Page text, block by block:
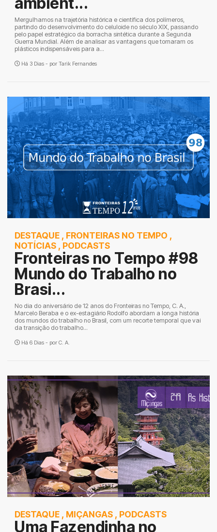
Mergulhamos na trajetória histórica e científica dos polímeros,
partindo do desenvolvimento do celuloide no século XIX, passando
pelo papel estratégico da borracha sintética durante a Segunda
Guerra Mundial. Além de analisar as vantagens que tornaram os
plásticos indispensáveis para a...
Há 3 Dias - por Tarik Fernandes
DESTAQUE , FRONTEIRAS NO TEMPO ,
NOTÍCIAS , PODCASTS
Fronteiras no Tempo #98
Mundo do Trabalho no
Brasi...
No dia do aniversário de 12 anos do Fronteiras no Tempo, C. A.,
Marcelo Beraba e o ex-estagiário Rodolfo abordam a longa história
dos mundos do trabalho no Brasil, com um recorte temporal que vai
da transição do trabalho...
Há 6 Dias - por C. A.
DESTAQUE , MIÇANGAS , PODCASTS
Uma Fazendinha no